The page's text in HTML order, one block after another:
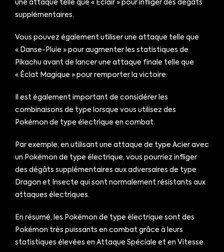
une attaque telle que « Éclair » pour infliger des dégâts
supplémentaires.
Vous pouvez également utiliser une attaque telle que
« Danse-Pluie » pour augmenter les statistiques de
Pikachu avant de lancer une attaque finale telle que
« Éclat Magique » pour remporter la victoire.
Il est également important de considérer les
combinaisons de type lorsque vous utilisez des
Pokémon de type électrique en combat.
Par exemple, en utilisant une attaque de type Acier avec
un Pokémon de type électrique, vous pourriez infliger
des dégâts supplémentaires aux adversaires de type
Dragon et Insecte qui sont normalement résistants aux
attaques électriques.
En résumé, les Pokémon de type électrique sont des
Pokémon très puissants en combat grâce à leurs
statistiques élevées en Attaque Spéciale et en Vitesse.